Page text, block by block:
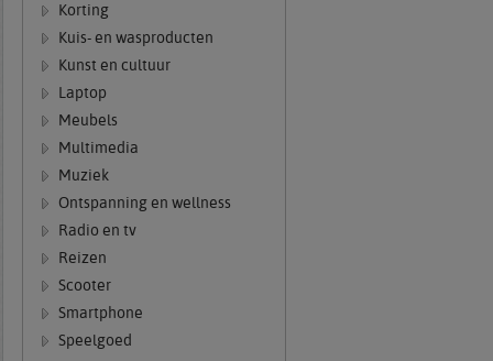
Korting
Kuis- en wasproducten
Kunst en cultuur
Laptop
Meubels
Multimedia
Muziek
Ontspanning en wellness
Radio en tv
Reizen
Scooter
Smartphone
Speelgoed